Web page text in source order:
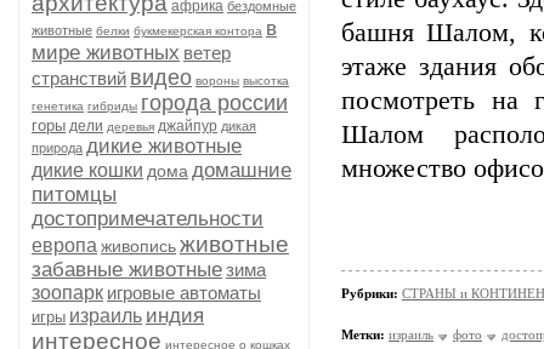
африка бездомные
животные белки букмекерская контора в
мире животных ветер
странствий видео вороны высотка
генетика гибриды города россии
горы дели деревья джайпур дикая
природа дикие животные
дикие кошки дома домашние
питомцы
достопримечательности
европа живописьживотные
забавные животныезима
зоопарк игровые автоматы
игры израиль индия
интересное интересное о кошках
башня Шалом,
этаже здания
посмотреть на
Шалом
множество
Рубрики: СТРАНЫ и
Метки: израиль фото